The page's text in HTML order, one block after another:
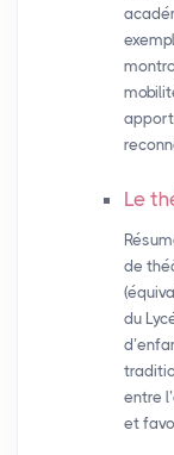
Le
de
du
entre
et